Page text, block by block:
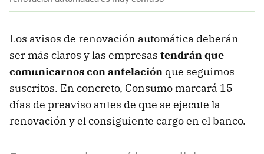
Los avisos de renovación automática deberán
ser más claros y las empresas tendrán que
comunicarnos con antelación que seguimos
suscritos. En concreto, Consumo marcará 15
días de preaviso antes de que se ejecute la
renovación y el consiguiente cargo en el banco.